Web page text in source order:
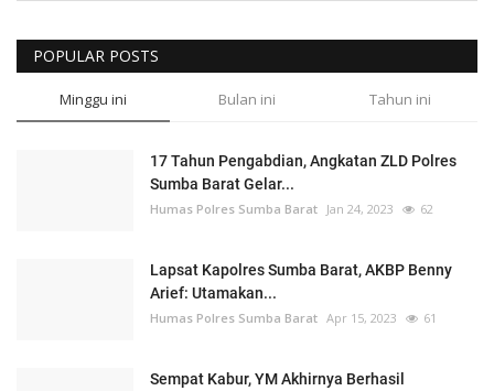
POPULAR POSTS
Minggu ini Bulan ini Tahun ini
17 Tahun Pengabdian, Angkatan ZLD Polres
Sumba Barat Gelar...
Humas Polres Sumba Barat Jan 24, 2023 62
Lapsat Kapolres Sumba Barat, AKBP Benny
Arief: Utamakan...
Humas Polres Sumba Barat Apr 15, 2023 61
Sempat Kabur, YM Akhirnya Berhasil